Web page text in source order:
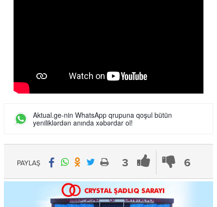
Aktual.ge-nin WhatsApp qrupuna qoşul bütün
yeniliklərdən anında xəbərdar ol!
3 6
PAYLAŞ